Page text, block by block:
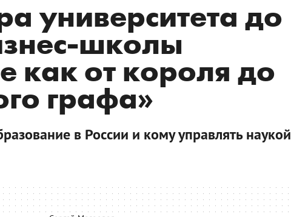
университета до
школы
как от короля до
графа»
в России и кому управлять наукой